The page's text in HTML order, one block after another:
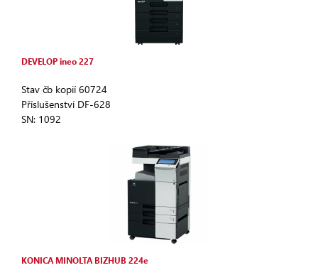
DEVELOP ineo 227
Stav čb kopií 60724
Příslušenství DF-628
SN: 1092
KONICA MINOLTA BIZHUB 224e